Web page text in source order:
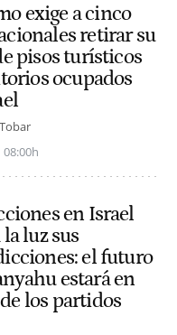
exige a cinco
retirar su
pisos turísticos
ocupados
08:00h
en Israel
la luz sus
el futuro
estará en
los partidos